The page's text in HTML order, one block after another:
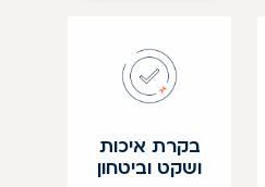
בקרת איכות
ושקט וביטחון